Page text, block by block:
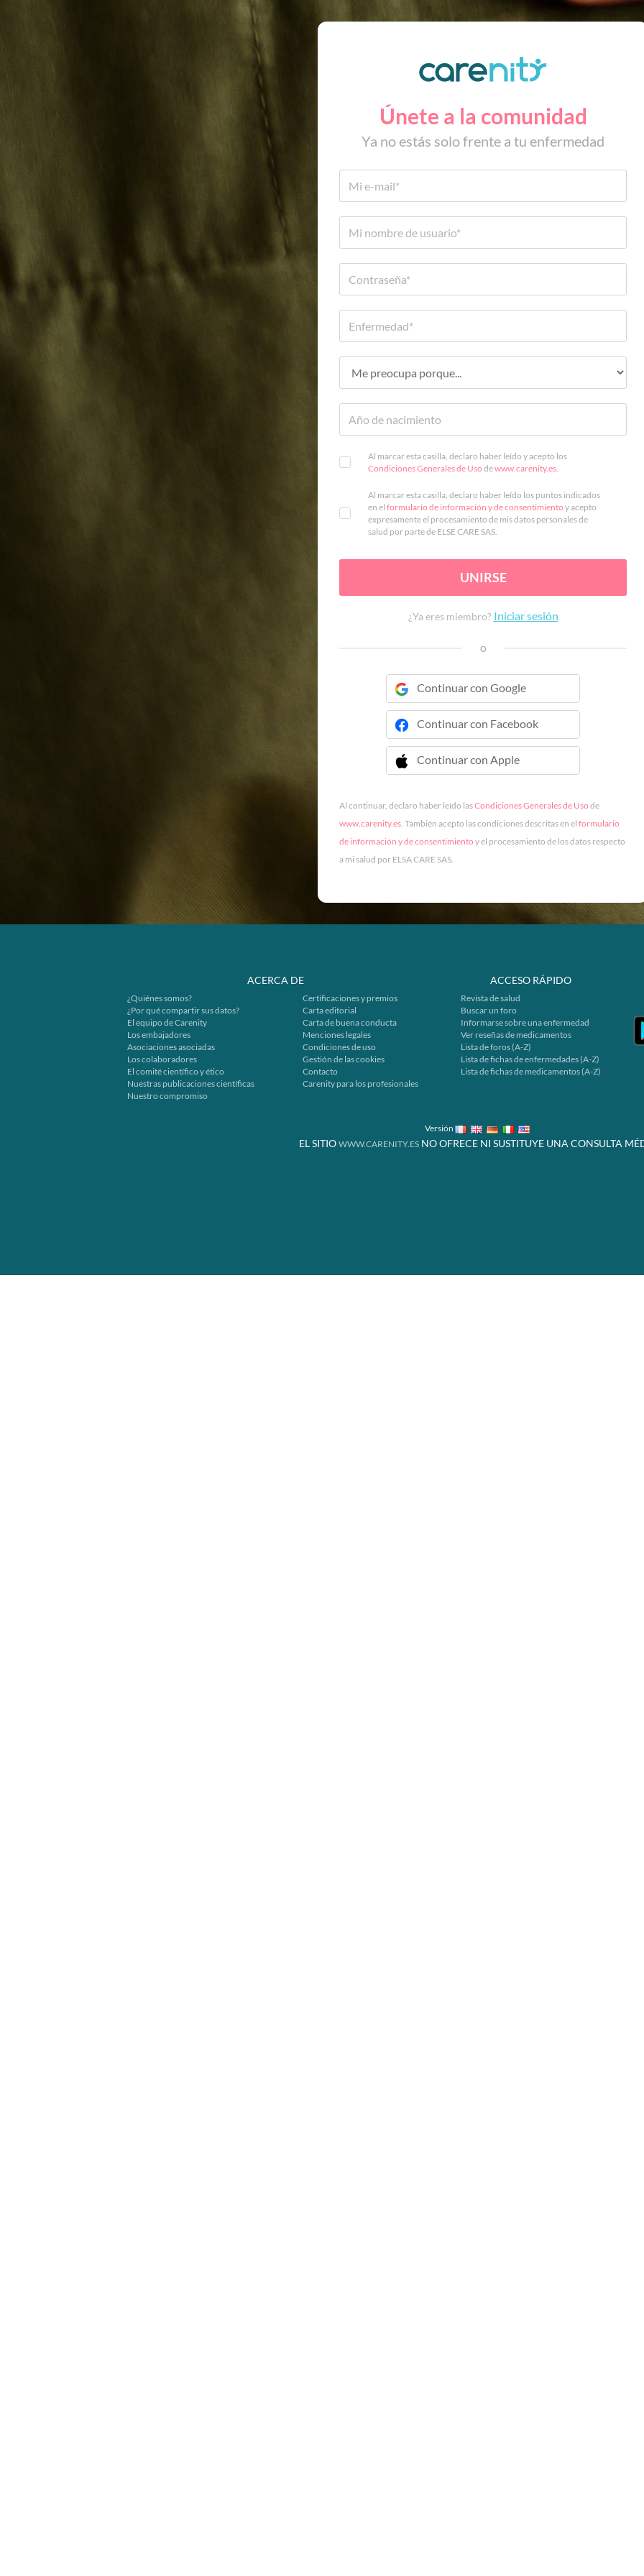
Únete a la comunidad
Ya no estás solo frente a tu enfermedad
Al marcar esta casilla, declaro haber leído y acepto los
Condiciones Generales de Uso dewww.carenity.es.
Al marcar esta casilla, declaro haber leído los puntos indicados
en el formulario de información y de consentimiento y acepto
expresamente el procesamiento de mis datos personales de
salud por parte de ELSE CARE SAS.
UNIRSE
¿Ya eres miembro? Iniciar sesión
o
Continuar con Google
Continuar con Facebook
Continuar con Apple
 Continuar con Apple
Al continuar, declaro haber leído lasCondiciones Generales de Uso de
www.carenity.es. También acepto las condiciones descritas en el formulario
de información y de consentimiento y el procesamiento de los datos respecto
a mi salud por ELSA CARE SAS.
ACERCA DE
¿Quiénes somos?
¿Por qué compartir sus datos?
El equipo de Carenity
Los embajadores
Asociaciones asociadas
Los colaboradores
El comité científico y ético
Nuestras publicaciones científicas
Nuestro compromiso
Certificaciones y premios
Carta editorial
Carta de buena conducta
Menciones legales
Condiciones de uso
Gestión de las cookies
Contacto
Carenity para los profesionales
ACCESO RÁPIDO
Revista de salud
Buscar un foro
Informarse sobre una enfermedad
Ver reseñas de medicamentos
Lista de foros (A-Z)
Lista de fichas de enfermedades (A-Z)
Lista de fichas de medicamentos (A-Z)
Versión
EL SITIO WWW.CARENITY.ES NO OFRECE NI SUSTITUYE UNA CONSULTA